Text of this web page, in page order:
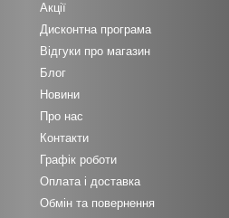
Акції
Дисконтна програма
Відгуки про магазин
Блог
Новини
Про нас
Контакти
Графік роботи
Оплата і доставка
Обмін та повернення